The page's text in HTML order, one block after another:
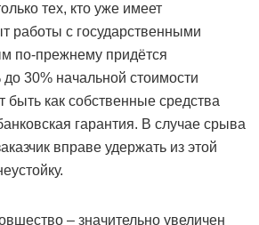
тех, кто уже имеет
работы с государственными
по-прежнему придётся
до 30% начальной стоимости
быть как собственные средства
гарантия. В случае срыва
вправе удержать из этой
– значительно увеличен